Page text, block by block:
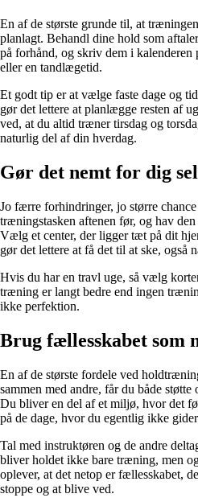
En af de største grunde til, at
planlagt. Behandl dine hold som
på forhånd, og skriv dem i kalenderen
eller en tandlægetid.
Et godt tip er at vælge faste dage og
gør det lettere at planlægge resten af
ved, at du altid træner tirsdag og
naturlig del af din hverdag.
Gør det nemt for dig
Jo færre forhindringer, jo større
træningstasken aftenen før, og hav
Vælg et center, der ligger tæt på dit
gør det lettere at få det til at ske, også
Hvis du har en travl uge, så vælg
træning er langt bedre end ingen
ikke perfektion.
Brug fællesskabet som
En af de største fordele ved
sammen med andre, får du både
Du bliver en del af et miljø, hvor det
på de dage, hvor du egentlig ikke
Tal med instruktøren og de andre
bliver holdet ikke bare træning, men
oplever, at det netop er fællesskabet,
stoppe og at blive ved.